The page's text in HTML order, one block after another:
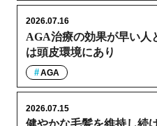
AGA治療の効果が早い人
は頭皮環境にあり
2026.07.16
AGA
健やかな毛髪を維持し続
2026.07.15